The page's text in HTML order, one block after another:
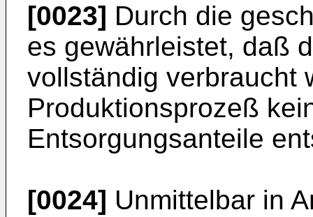
[0023] Durch die
es gewährleistet, daß
vollständig verbraucht
Produktionsprozeß
Entsorgungsanteile
[0024] Unmittelbar in